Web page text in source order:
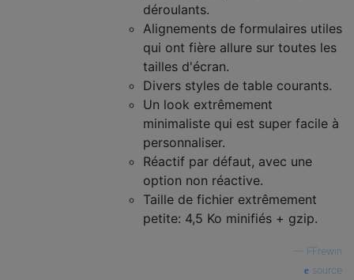
déroulants.
Alignements de formulaires utiles
qui ont fière allure sur toutes les
tailles d'écran.
Divers styles de table courants.
Un look extrêmement
minimaliste qui est super facile à
personnaliser.
Réactif par défaut, avec une
option non réactive.
Taille de fichier extrêmement
petite: 4,5 Ko minifiés + gzip.
FFrewin
source